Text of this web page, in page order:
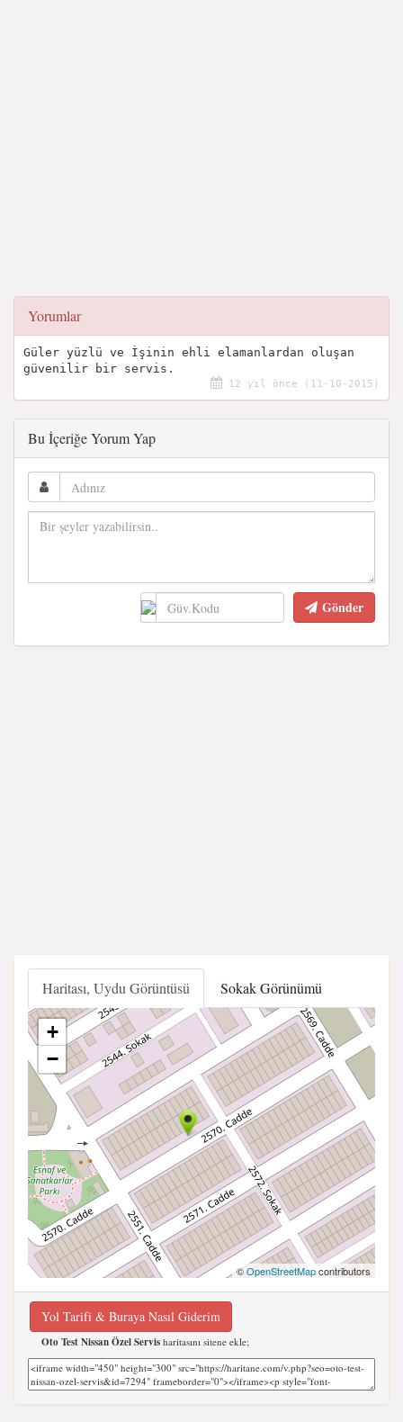
Yorumlar
Güler yüzlü ve İşinin ehli elamanlardan oluşan
güvenilir bir servis.
12 yıl önce (11-10-2015)
Bu İçeriğe Yorum Yap
Gönder
Haritası, Uydu Görüntüsü Sokak Görünümü
+
−
©OpenStreetMapcontributors
Yol Tarifi & Buraya Nasıl Giderim
Oto Test Nissan Özel Servis haritasını sitene ekle;